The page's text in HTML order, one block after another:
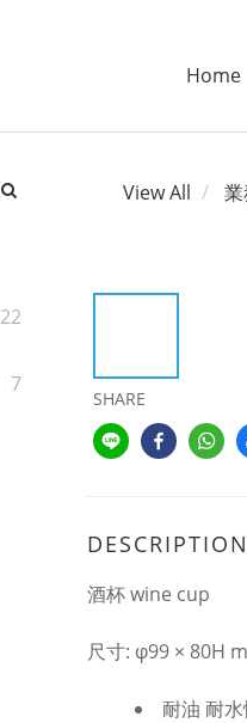
Home
22
7
View All
SHARE
DESCRIPTION
酒杯 wine cup
尺寸: φ99 × 80H
耐油 耐水